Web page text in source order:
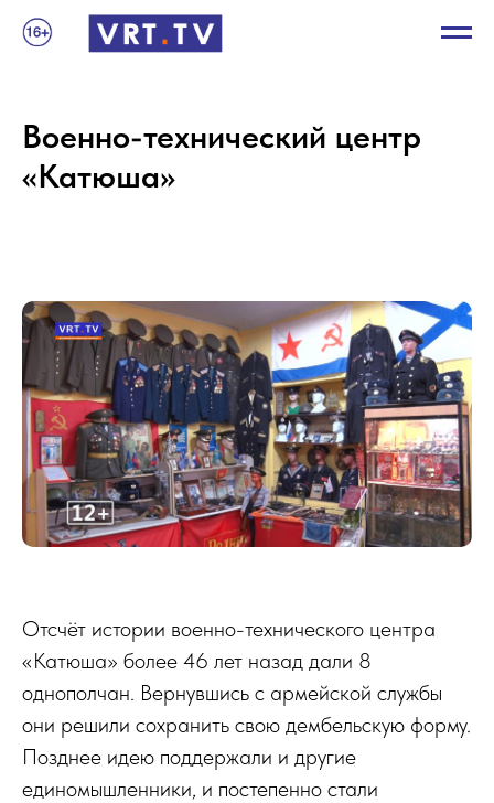
Военно-технический центр
«Катюша»
Отсчёт истории военно-технического центра
«Катюша» более 46 лет назад дали 8
однополчан. Вернувшись с армейской службы
они решили сохранить свою дембельскую форму.
Позднее идею поддержали и другие
единомышленники, и постепенно стали